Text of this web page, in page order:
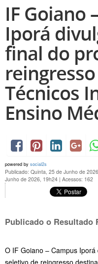
IF Goiano
Iporá
final do
Técnicos
Ensino
powered by social2s
Publicado: Quinta, 25 de Junho de
Junho de 2026, 19h24 | Acessos: 162
Publicado o Resultado
O IF Goiano – Campus
seletivo de reingresso